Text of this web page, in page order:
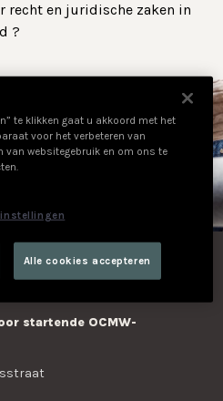
recht en juridische zaken in
?
kijker
startende OCMW-
te klikken gaat u akkoord met het
voor het verbeteren van
van websitegebruik en om ons te
Alle cookies accepteren